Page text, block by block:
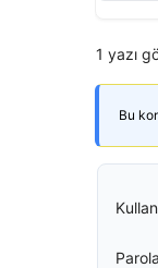
1 yazı
Bu